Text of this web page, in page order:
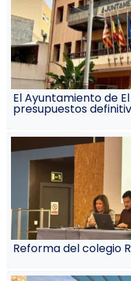
El Ayuntamiento de
presupuestos
Reforma del colegio